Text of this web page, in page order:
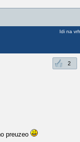
Idi na vrh
2
preuzeo